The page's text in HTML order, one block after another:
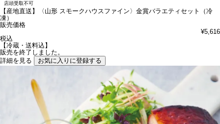
店頭受取不可
【産地直送】〈山形 スモークハウスファイン〉金賞バラエティセット（冷
凍）
販売価格
¥5,616
税込
【冷蔵・送料込】
販売を終了しました。
詳細を見る
お気に入りに登録する